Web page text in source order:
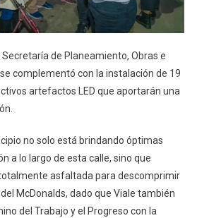
Secretaría de Planeamiento, Obras e
complementó con la instalación de 19
artefactos LED que aportarán una
no solo está brindando óptimas
a lo largo de esta calle, sino que
asfaltada para descomprimir
McDonalds, dado que Viale también
del Trabajo y el Progreso con la